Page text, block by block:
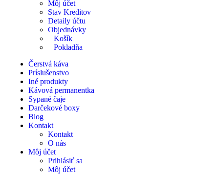
Môj účet
Stav Kreditov
Detaily účtu
Objednávky
Košík
Pokladňa
Čerstvá káva
Príslušenstvo
Iné produkty
Kávová permanentka
Sypané čaje
Darčekové boxy
Blog
Kontakt
Kontakt
O nás
Môj účet
Prihlásiť sa
Môj účet